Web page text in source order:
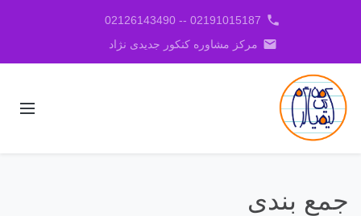
phone
02191015187 -- 02126143490
email مرکز مشاوره کنکور جدیدی نژاد
جمع بندی